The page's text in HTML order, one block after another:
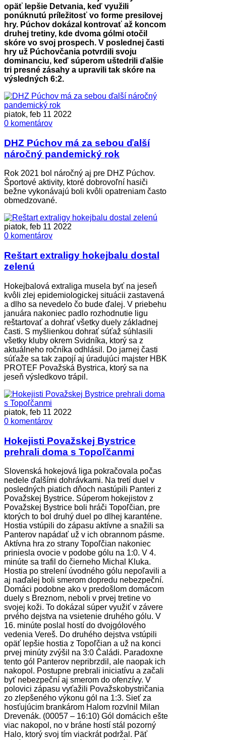
opäť lepšie Detvania, keď využili
ponúknutú príležitosť vo forme presilovej
hry. Púchov dokázal kontrovať až koncom
druhej tretiny, kde dvoma gólmi otočil
skóre vo svoj prospech. V poslednej časti
hry už Púchovčania potvrdili svoju
dominanciu, keď súperom uštedrili ďalšie
tri presné zásahy a upravili tak skóre na
výsledných 6:2.
piatok, feb 11 2022
0 komentárov
DHZ Púchov má za sebou ďalší
náročný pandemický rok
Rok 2021 bol náročný aj pre DHZ Púchov.
Športové aktivity, ktoré dobrovoľní hasiči
bežne vykonávajú boli kvôli opatreniam často
obmedzované.
piatok, feb 11 2022
0 komentárov
Reštart extraligy hokejbalu dostal
zelenú
Hokejbalová extraliga musela byť na jeseň
kvôli zlej epidemiologickej situácii zastavená
a dlho sa nevedelo čo bude ďalej. V priebehu
januára nakoniec padlo rozhodnutie ligu
reštartovať a dohrať všetky duely základnej
časti. S myšlienkou dohrať súťaž súhlasili
všetky kluby okrem Svidníka, ktorý sa z
aktuálneho ročníka odhlásil. Do jarnej časti
súťaže sa tak zapojí aj úradujúci majster HBK
PROTEF Považská Bystrica, ktorý sa na
jeseň výsledkovo trápil.
piatok, feb 11 2022
0 komentárov
Hokejisti Považskej Bystrice
prehrali doma s Topoľčanmi
Slovenská hokejová liga pokračovala počas
nedele ďalšími dohrávkami. Na tretí duel v
posledných piatich dňoch nastúpili Panteri z
Považskej Bystrice. Súperom hokejistov z
Považskej Bystrice boli hráči Topoľčian, pre
ktorých to bol druhý duel po dlhej karanténe.
Hostia vstúpili do zápasu aktívne a snažili sa
Panterov napádať už v ich obrannom pásme.
Aktívna hra zo strany Topoľčian nakoniec
priniesla ovocie v podobe gólu na 1:0. V 4.
minúte sa trafil do čierneho Michal Kluka.
Hostia po strelení úvodného gólu nepoľavili a
aj naďalej boli smerom dopredu nebezpeční.
Domáci podobne ako v predošlom domácom
duely s Breznom, neboli v prvej tretine vo
svojej koži. To dokázal súper využiť v závere
prvého dejstva na vsietenie druhého gólu. V
16. minúte poslal hostí do dvojgólového
vedenia Vereš. Do druhého dejstva vstúpili
opäť lepšie hostia z Topoľčian a už na konci
prvej minúty zvýšil na 3:0 Čaládi. Paradoxne
tento gól Panterov nepribrzdil, ale naopak ich
nakopol. Postupne prebrali iniciatívu a začali
byť nebezpeční aj smerom do ofenzívy. V
polovici zápasu vyťažili Považskobystričania
zo zlepšeného výkonu gól na 1:3. Sieť za
hosťujúcim brankárom Halom rozvlnil Milan
Drevenák. (00057 – 16:10) Gól domácich ešte
viac nakopol, no v bráne hostí stál pozorný
Halo, ktorý svoj tím viackrát podržal. Päť